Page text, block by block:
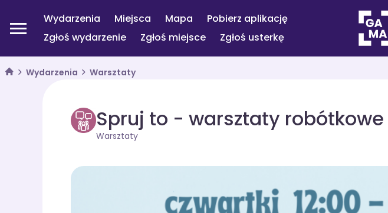
Wydarzenia Miejsca Mapa
Pobierz aplikację
Zgłoś wydarzenie
Zgłoś miejsce Zgłoś usterkę
Wydarzenia Warsztaty
Spruj to - warsztaty robótkowe
Warsztaty